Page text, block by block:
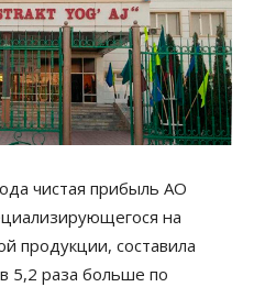
чистая прибыль АО
на
продукции, составила
5,2 раза больше по